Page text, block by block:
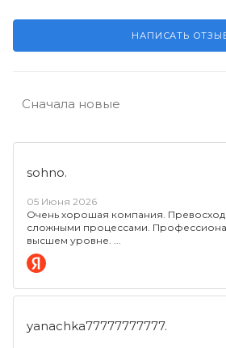
НАПИСАТЬ
sohno.
05 Июня 2026
Очень хорошая компания.
сложными процессами.
высшем уровне.
yanachka77777777777.